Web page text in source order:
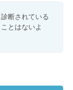
断されている
とはないよ